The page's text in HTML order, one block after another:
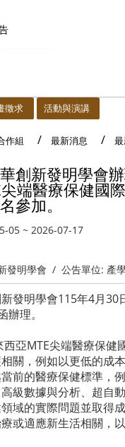
徵求 活動與演講
作組 最新消息
華創新發明學會
端醫療保健國
參加。
05 ~ 2026-07-17
發明學會 / 公告單位: 產
發明學會115年4月30
理。
亞MTE尖端醫療保健
關，例如以更低的成
前的醫療保健標準，
級數據與分析、超自
域的實際問題並取得
或適應新生活相關，